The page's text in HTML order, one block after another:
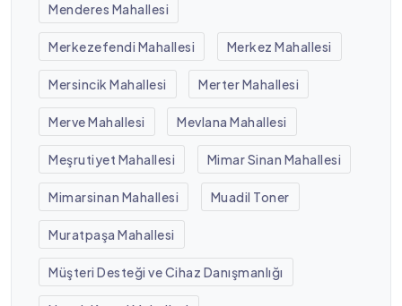
Menderes Mahallesi
Merkezefendi Mahallesi Merkez Mahallesi
Mersincik Mahallesi Merter Mahallesi
Merve Mahallesi Mevlana Mahallesi
Meşrutiyet Mahallesi Mimar Sinan Mahallesi
Mimarsinan Mahallesi Muadil Toner
Muratpaşa Mahallesi
Müşteri Desteği ve Cihaz Danışmanlığı